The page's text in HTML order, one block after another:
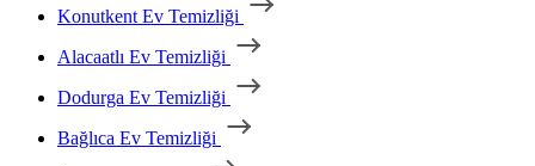
Konutkent Ev Temizliği
Alacaatlı Ev Temizliği
Dodurga Ev Temizliği
Bağlıca Ev Temizliği